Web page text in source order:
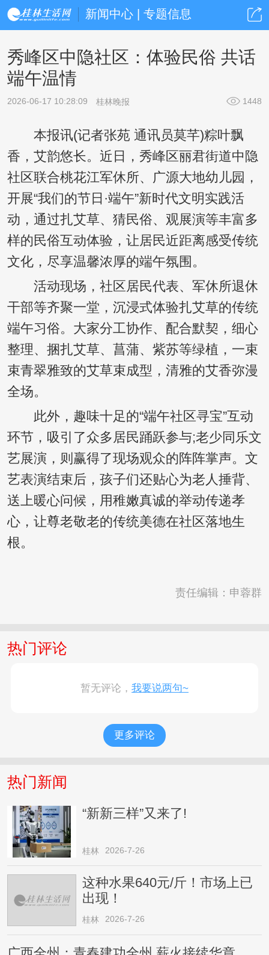
新闻中心 | 专题信息
秀峰区中隐社区：体验民俗 共话
端午温情
2026-06-17 10:28:09 桂林晚报 1448
本报讯(记者张苑 通讯员莫芊)粽叶飘
香，艾韵悠长。近日，秀峰区丽君街道中隐
社区联合桃花江军休所、广源大地幼儿园，
开展“我们的节日·端午”新时代文明实践活
动，通过扎艾草、猜民俗、观展演等丰富多
样的民俗互动体验，让居民近距离感受传统
文化，尽享温馨浓厚的端午氛围。
活动现场，社区居民代表、军休所退休
干部等齐聚一堂，沉浸式体验扎艾草的传统
端午习俗。大家分工协作、配合默契，细心
整理、捆扎艾草、菖蒲、紫苏等绿植，一束
束青翠雅致的艾草束成型，清雅的艾香弥漫
全场。
此外，趣味十足的“端午社区寻宝”互动
环节，吸引了众多居民踊跃参与;老少同乐文
艺展演，则赢得了现场观众的阵阵掌声。文
艺表演结束后，孩子们还贴心为老人捶背、
送上暖心问候，用稚嫩真诚的举动传递孝
心，让尊老敬老的传统美德在社区落地生
根。
责任编辑：申蓉群
热门评论
暂无评论， 我要说两句~
更多评论
热门新闻
“新新三样”又来了!
桂林 2026-7-26
这种水果640元/斤！市场上已
出现！
桂林 2026-7-26